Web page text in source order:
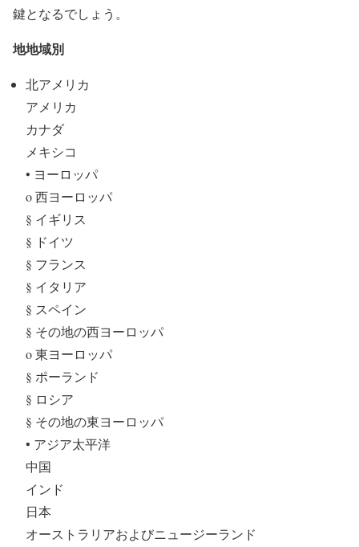
鍵となるでしょう。
地地域別
北アメリカ
アメリカ
カナダ
メキシコ
• ヨーロッパ
o 西ヨーロッパ
§ イギリス
§ ドイツ
§ フランス
§ イタリア
§ スペイン
§ その地の西ヨーロッパ
o 東ヨーロッパ
§ ポーランド
§ ロシア
§ その地の東ヨーロッパ
• アジア太平洋
中国
インド
日本
オーストラリアおよびニュージーランド